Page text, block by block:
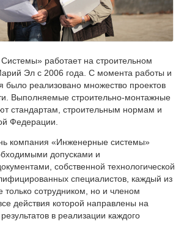
работает на строительном
Эл с 2006 года. С момента работы и
было реализовано множество проектов
Выполняемые строительно-монтажные
стандартам, строительным нормам и
Федерации.
компания «Инженерные системы»
допусками и
собственной технологической
специалистов, каждый из
только сотрудником, но и членом
действия которой направлены на
в реализации каждого